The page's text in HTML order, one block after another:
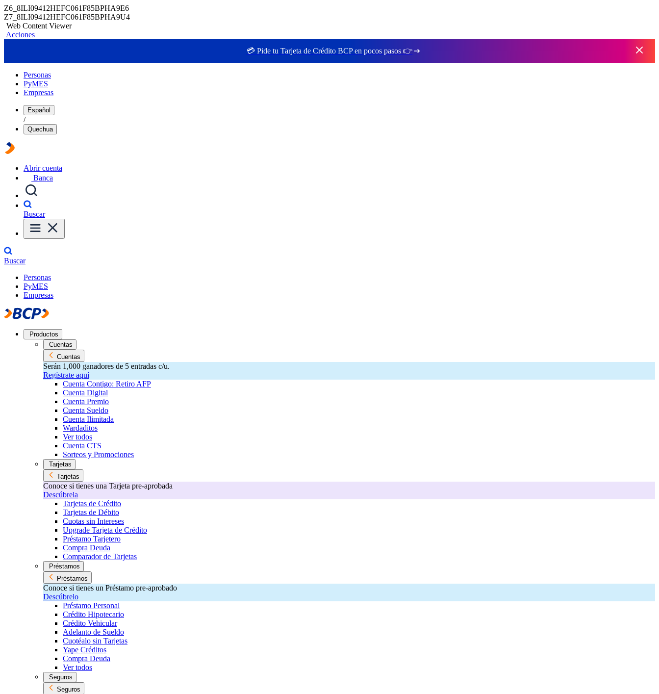
Z6_8ILI09412HEFC061F85BPHA9E6
Z7_8ILI09412HEFC061F85BPHA9U4
Web Content Viewer
Acciones
💳 Pide tu Tarjeta de Crédito BCP en pocos pasos 👉
Personas
PyMES
Empresas
Español
/
Quechua
Abrir cuenta
Banca
Buscar
Buscar
Personas
PyMES
Empresas
Productos
Cuentas
Cuentas
Serán 1,000 ganadores de 5 entradas c/u.
Regístrate aquí
Cuenta Contigo: Retiro AFP
Cuenta Digital
Cuenta Premio
Cuenta Sueldo
Cuenta Ilimitada
Wardaditos
Ver todos
Cuenta CTS
Sorteos y Promociones
Tarjetas
Tarjetas
Conoce si tienes una Tarjeta pre-aprobada
Descúbrela
Tarjetas de Crédito
Tarjetas de Débito
Cuotas sin Intereses
Upgrade Tarjeta de Crédito
Préstamo Tarjetero
Compra Deuda
Comparador de Tarjetas
Préstamos
Préstamos
Conoce si tienes un Préstamo pre-aprobado
Descúbrelo
Préstamo Personal
Crédito Hipotecario
Crédito Vehicular
Adelanto de Sueldo
Cuotéalo sin Tarjetas
Yape Créditos
Compra Deuda
Ver todos
Seguros
Seguros